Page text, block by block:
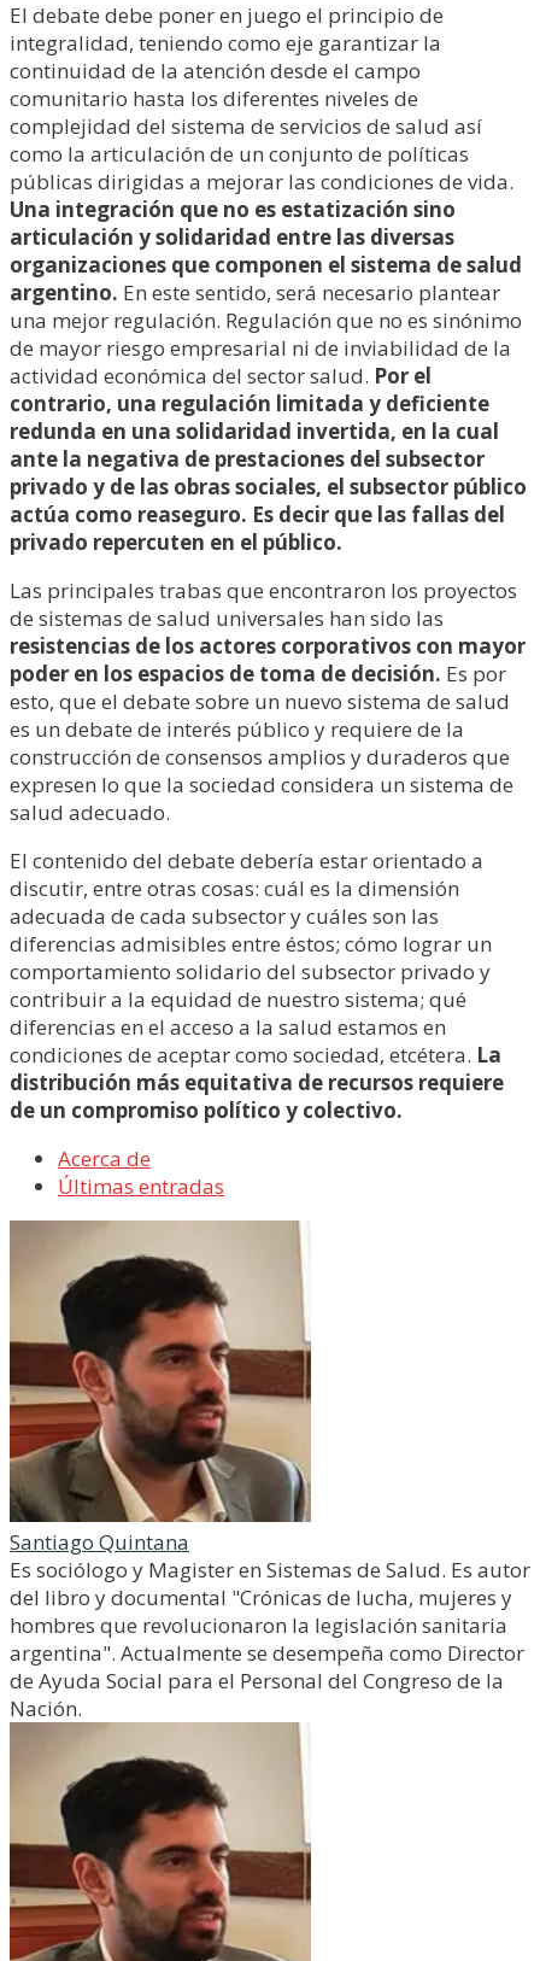
El debate debe poner en juego el principio de
integralidad, teniendo como eje garantizar la
continuidad de la atención desde el campo
comunitario hasta los diferentes niveles de
complejidad del sistema de servicios de salud así
como la articulación de un conjunto de políticas
públicas dirigidas a mejorar las condiciones de vida.
Una integración que no es estatización sino
articulación y solidaridad entre las diversas
organizaciones que componen el sistema de salud
argentino. En este sentido, será necesario plantear
una mejor regulación. Regulación que no es sinónimo
de mayor riesgo empresarial ni de inviabilidad de la
actividad económica del sector salud. Por el
contrario, una regulación limitada y deficiente
redunda en una solidaridad invertida, en la cual
ante la negativa de prestaciones del subsector
privado y de las obras sociales, el subsector público
actúa como reaseguro. Es decir que las fallas del
privado repercuten en el público.
Las principales trabas que encontraron los proyectos
de sistemas de salud universales han sido las
resistencias de los actores corporativos con mayor
poder en los espacios de toma de decisión. Es por
esto, que el debate sobre un nuevo sistema de salud
es un debate de interés público y requiere de la
construcción de consensos amplios y duraderos que
expresen lo que la sociedad considera un sistema de
salud adecuado.
El contenido del debate debería estar orientado a
discutir, entre otras cosas: cuál es la dimensión
adecuada de cada subsector y cuáles son las
diferencias admisibles entre éstos; cómo lograr un
comportamiento solidario del subsector privado y
contribuir a la equidad de nuestro sistema; qué
diferencias en el acceso a la salud estamos en
condiciones de aceptar como sociedad, etcétera. La
distribución más equitativa de recursos requiere
de un compromiso político y colectivo.
Acerca de
Últimas entradas
Santiago Quintana
Es sociólogo y Magister en Sistemas de Salud. Es autor
del libro y documental "Crónicas de lucha, mujeres y
hombres que revolucionaron la legislación sanitaria
argentina". Actualmente se desempeña como Director
de Ayuda Social para el Personal del Congreso de la
Nación.